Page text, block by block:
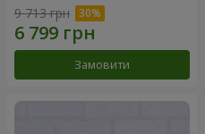
9 713 грн
Замовити